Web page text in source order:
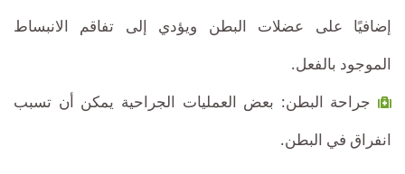
إضافيًا على عضلات البطن ويؤدي إلى تفاقم الانبساط
الموجود بالفعل.
جراحة البطن: بعض العمليات الجراحية يمكن أن تسبب
انفراق في البطن.